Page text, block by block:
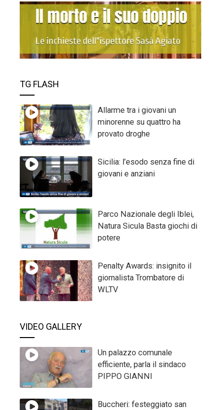
TG FLASH
Allarme tra i giovani un
minorenne su quattro ha
provato droghe
Sicilia: l’esodo senza fine di
giovani e anziani
Parco Nazionale degli Iblei,
Natura Sicula Basta giochi di
potere
Penalty Awards: insignito il
giornalista Trombatore di
WLTV
VIDEO GALLERY
Un palazzo comunale
efficiente, parla il sindaco
PIPPO GIANNI
Buccheri: festeggiato san